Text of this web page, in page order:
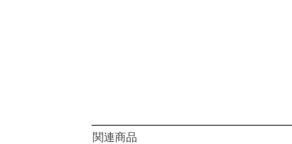
関連商品